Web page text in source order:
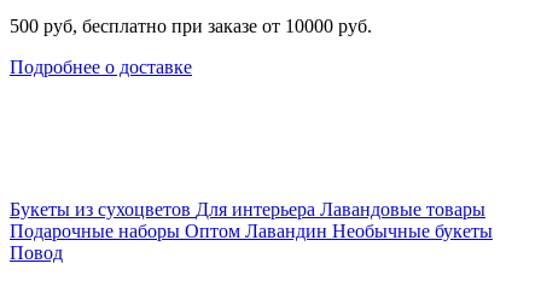
500 руб, бесплатно при заказе от 10000 руб.
Подробнее о доставке
Букеты из сухоцветов Для интерьера Лавандовые товары
Подарочные наборы Оптом Лавандин Необычные букеты
Повод